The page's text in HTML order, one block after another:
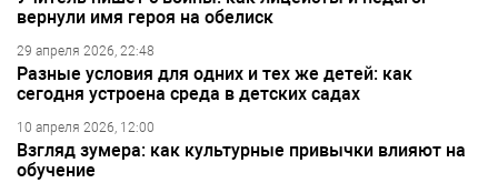
вернули имя героя на обелиск
29 апреля 2026, 22:48
Разные условия для одних и тех же детей: как
сегодня устроена среда в детских садах
10 апреля 2026, 12:00
Взгляд зумера: как культурные привычки влияют на
обучение